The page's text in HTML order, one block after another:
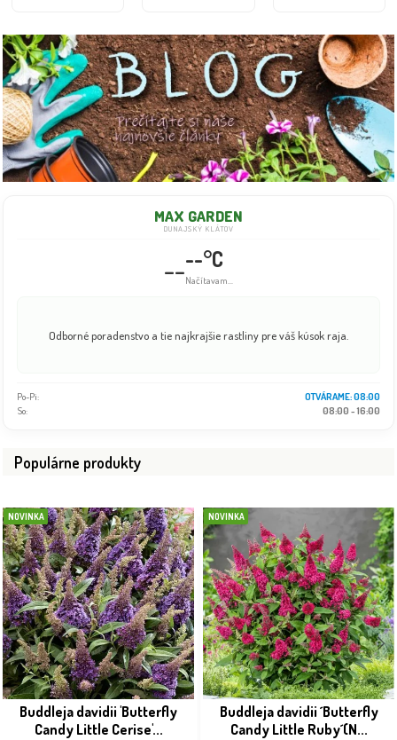
MAX GARDEN
DUNAJSKÝ KLÁTOV
----°C
Načítavam...
Odborné poradenstvo a tie najkrajšie rastliny pre váš kúsok raja.
Po-Pi:
08:00 - 18:00
So:
08:00 - 16:00
Populárne produkty
NOVINKA
Buddleja davidii 'Butterfly
Candy Little Cerise'...
NOVINKA
Buddleja davidii ´Butterfly
Candy Little Ruby´(N...